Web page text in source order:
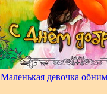
Маленькая девочка